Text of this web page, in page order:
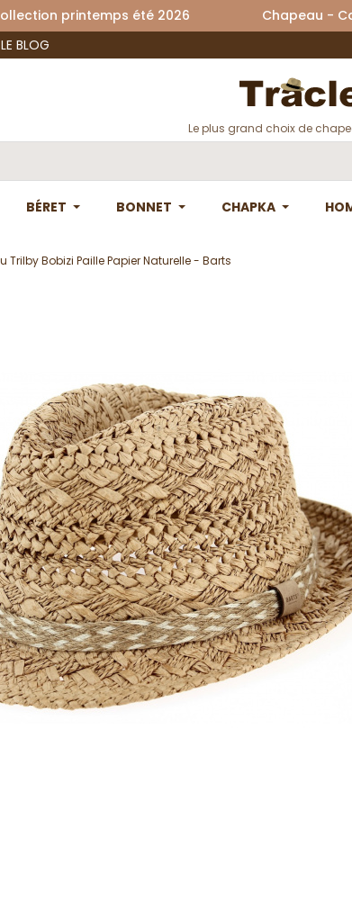
printemps été 2026
LE BLOG
Le plus grand choix de
BÉRET BONNET CHAPKA
Trilby Bobizi Paille Papier Naturelle - Barts